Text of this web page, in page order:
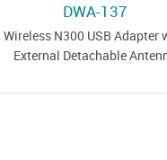
DWA-137
Wireless N300 USB Adapter
External Detachable